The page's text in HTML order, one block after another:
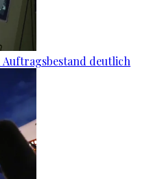
Auftragsbestand deutlich